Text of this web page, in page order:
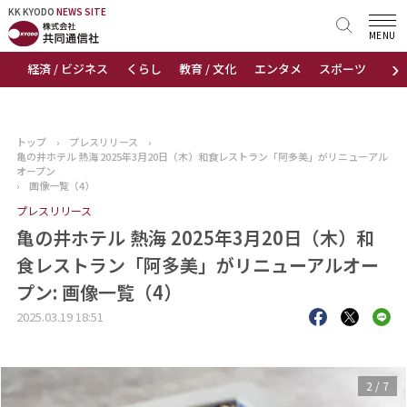
KK KYODO NEWS SITE
›
経済 / ビジネス くらし 教育 / 文化 エンタメ スポーツ 地域
MENU
KK KYODONEWS SITE
トップページ
ニュース
おすすめコンテンツ
出版物
会社概要
トップ › プレスリリース
›
亀の井ホテル 熱海 2025年3月20日（木）和食レストラン「阿多美」がリニューアル
オープン
›
画像一覧（4）
プレスリリース
亀の井ホテル 熱海 2025年3月20日（木）和
食レストラン「阿多美」がリニューアルオー
プン: 画像一覧（4）
2025.03.19 18:51
3 / 7